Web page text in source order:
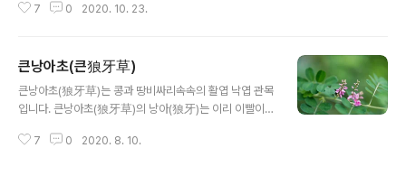
요? 혹시 새나 짐승들이 먹지 못하도록 땅속에 숨겼을까
위하여 싸리비를 엄청나게 많이 만들었습니다. 월동 준비
비가 닳도록 치웠네요. 연병장의 눈을 쓸어서 부대앞에 있
는 개울에 버렸습니다. 개울에 눈이 쌓이고 쌓여서 마치 빙
산처럼 자리잡고 있다가 봄비가 내리면 그 때야 겨우 녹아
"은혜"입니다. 학명 Lespedeza cyrtobotrya Miq. (1
7 0 2020. 10. 23.
큰낭아초(큰狼牙草)
큰낭아초(狼牙草)는 콩과 땅비싸리속속의 활엽 낙엽 관목
입니다. 큰낭아초(狼牙草)의 낭아(狼牙)는 이리 이빨이라
아초라고 부릅니다. 큰낭아초는 낭아초보다 크기 때문에
7 0 2020. 8. 10.